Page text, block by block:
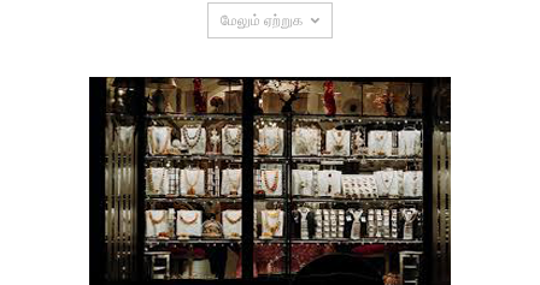
மேலும் ஏற்றுக